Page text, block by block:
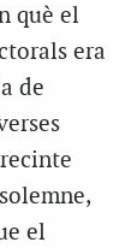
què el
era
de
el